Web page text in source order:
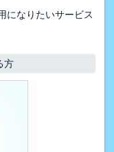
になりたいサービス
方